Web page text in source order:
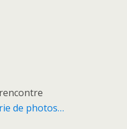
de photos…